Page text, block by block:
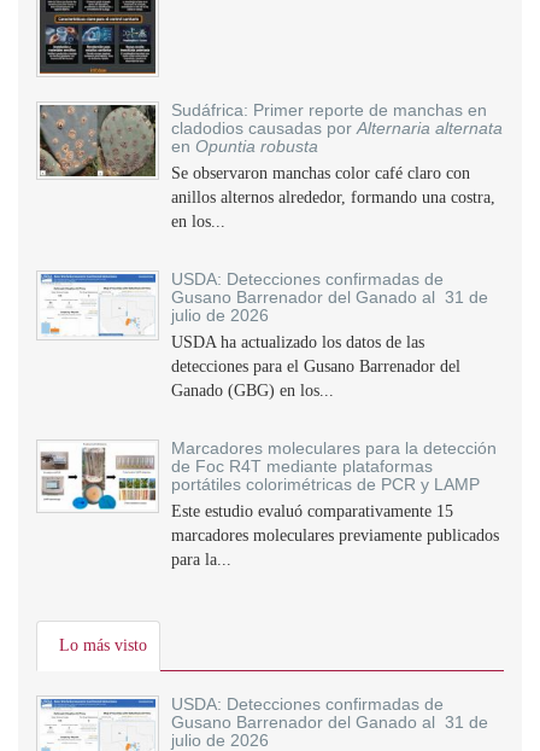
Sudáfrica: Primer reporte de manchas en
cladodios causadas por Alternaria alternata
en Opuntia robusta
Se observaron manchas color café claro con
anillos alternos alrededor, formando una costra,
en los...
USDA: Detecciones confirmadas de
Gusano Barrenador del Ganado al 31 de
julio de 2026
USDA ha actualizado los datos de las
detecciones para el Gusano Barrenador del
Ganado (GBG) en los...
Marcadores moleculares para la detección
de Foc R4T mediante plataformas
portátiles colorimétricas de PCR y LAMP
Este estudio evaluó comparativamente 15
marcadores moleculares previamente publicados
para la...
Lo más visto
USDA: Detecciones confirmadas de
Gusano Barrenador del Ganado al 31 de
julio de 2026